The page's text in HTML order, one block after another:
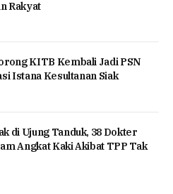
Rakyat
KITB Kembali Jadi PSN
Istana Kesultanan Siak
di Ujung Tanduk, 38 Dokter
Angkat Kaki Akibat TPP Tak